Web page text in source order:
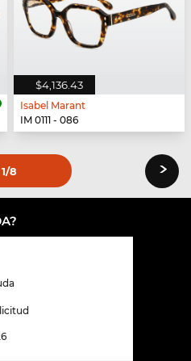
$4,136.43
Isabel Marant
IM 0111 - 086
1/8 ›